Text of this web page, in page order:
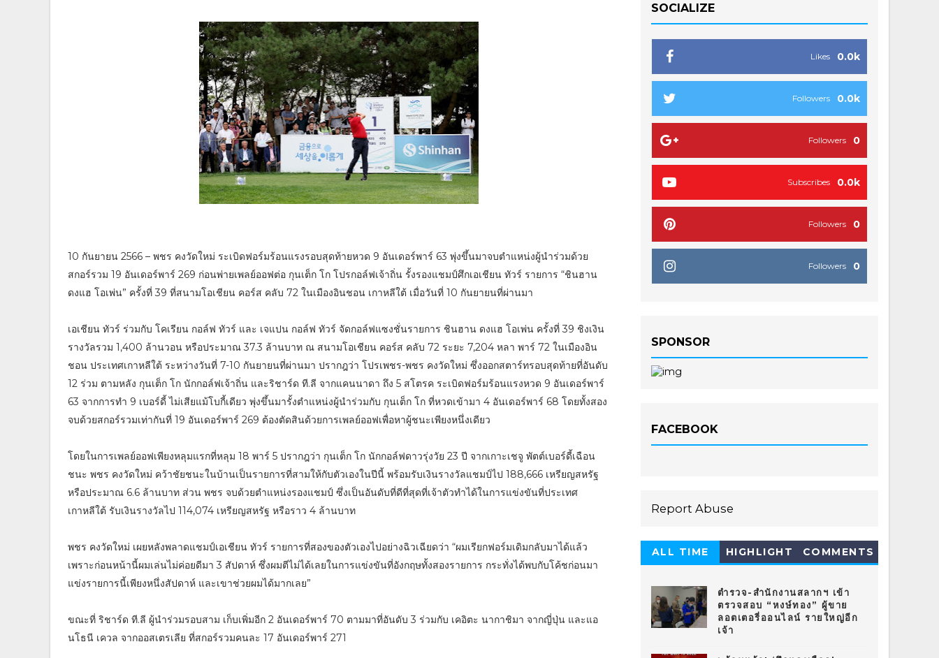
10 กันยายน 2566 – พชร คงวัดใหม่ ระเบิดฟอร์มร้อนแรงรอบสุดท้ายหวด 9 อันเดอร์พาร์ 63 พุ่งขึ้นมาจบตำแหน่งผู้นำร่วมด้วย
สกอร์รวม 19 อันเดอร์พาร์ 269 ก่อนพ่ายเพลย์ออฟต่อ กุนเต็ก โก โปรกอล์ฟเจ้าถิ่น รั้งรองแชมป์ศึกเอเชียน ทัวร์ รายการ “ชินฮาน
ดงแฮ โอเพ่น” ครั้งที่ 39 ที่สนามโอเชียน คอร์ส คลับ 72 ในเมืองอินชอน เกาหลีใต้ เมื่อวันที่ 10 กันยายนที่ผ่านมา
เอเชียน ทัวร์ ร่วมกับ โคเรียน กอล์ฟ ทัวร์ และ เจแปน กอล์ฟ ทัวร์ จัดกอล์ฟแซงชั่นรายการ ชินฮาน ดงแฮ โอเพ่น ครั้งที่ 39 ชิงเงิน
รางวัลรวม 1,400 ล้านวอน หรือประมาณ 37.3 ล้านบาท ณ สนามโอเชียน คอร์ส คลับ 72 ระยะ 7,204 หลา พาร์ 72 ในเมืองอิน
ชอน ประเทศเกาหลีใต้ ระหว่างวันที่ 7-10 กันยายนที่ผ่านมา ปรากฎว่า โปรเพชร-พชร คงวัดใหม่ ซึ่งออกสตาร์ทรอบสุดท้ายที่อันดับ
12 ร่วม ตามหลัง กุนเต็ก โก นักกอล์ฟเจ้าถิ่น และริชาร์ด ที.ลี จากแคนนาดา ถึง 5 สโตรค ระเบิดฟอร์มร้อนแรงหวด 9 อันเดอร์พาร์
63 จากการทำ 9 เบอร์ดี้ ไม่เสียแม้โบกี้เดียว พุ่งขึ้นมารั้งตำแหน่งผู้นำร่วมกับ กุนเต็ก โก ที่หวดเข้ามา 4 อันเดอร์พาร์ 68 โดยทั้งสอง
จบด้วยสกอร์รวมเท่ากันที่ 19 อันเดอร์พาร์ 269 ต้องตัดสินด้วยการเพลย์ออฟเพื่อหาผู้ชนะเพียงหนึ่งเดียว
โดยในการเพลย์ออฟเพียงหลุมแรกที่หลุม 18 พาร์ 5 ปรากฎว่า กุนเต็ก โก นักกอล์ฟดาวรุ่งวัย 23 ปี จากเกาะเชจู พัตต์เบอร์ดี้เฉือน
ชนะ พชร คงวัดใหม่ คว้าชัยชนะในบ้านเป็นรายการที่สามให้กับตัวเองในปีนี้ พร้อมรับเงินรางวัลแชมป์ไป 188,666 เหรียญสหรัฐ
หรือประมาณ 6.6 ล้านบาท ส่วน พชร จบด้วยตำแหน่งรองแชมป์ ซึ่งเป็นอันดับที่ดีที่สุดที่เจ้าตัวทำได้ในการแข่งขันที่ประเทศ
เกาหลีใต้ รับเงินรางวัลไป 114,074 เหรียญสหรัฐ หรือราว 4 ล้านบาท
พชร คงวัดใหม่ เผยหลังพลาดแชมป์เอเชียน ทัวร์ รายการที่สองของตัวเองไปอย่างฉิวเฉียดว่า “ผมเรียกฟอร์มเดิมกลับมาได้แล้ว
เพราะก่อนหน้านี้ผมเล่นไม่ค่อยดีมา 3 สัปดาห์ ซึ่งผมตีไม่ได้เลยในการแข่งขันที่อังกฤษทั้งสองรายการ กระทั่งได้พบกับโค้ชก่อนมา
แข่งรายการนี้เพียงหนึ่งสัปดาห์ และเขาช่วยผมได้มากเลย”
ขณะที่ ริชาร์ด ที.ลี ผู้นำร่วมรอบสาม เก็บเพิ่มอีก 2 อันเดอร์พาร์ 70 ตามมาที่อันดับ 3 ร่วมกับ เคอิตะ นากาชิมา จากญี่ปุ่น และแอ
นโธนี เควล จากออสเตรเลีย ที่สกอร์รวมคนละ 17 อันเดอร์พาร์ 271
SOCIALIZE
0.0k
Likes
0.0k
Followers
0
Followers
0.0k
Subscribes
0
Followers
0
Followers
SPONSOR
FACEBOOK
Report Abuse
ALL TIME
HIGHLIGHT COMMENTS
ตำรวจ-สำนักงานสลากฯ เข้า
ตรวจสอบ “หงษ์ทอง” ผู้ขาย
ลอตเตอรี่ออนไลน์ รายใหญ่อีก
เจ้า